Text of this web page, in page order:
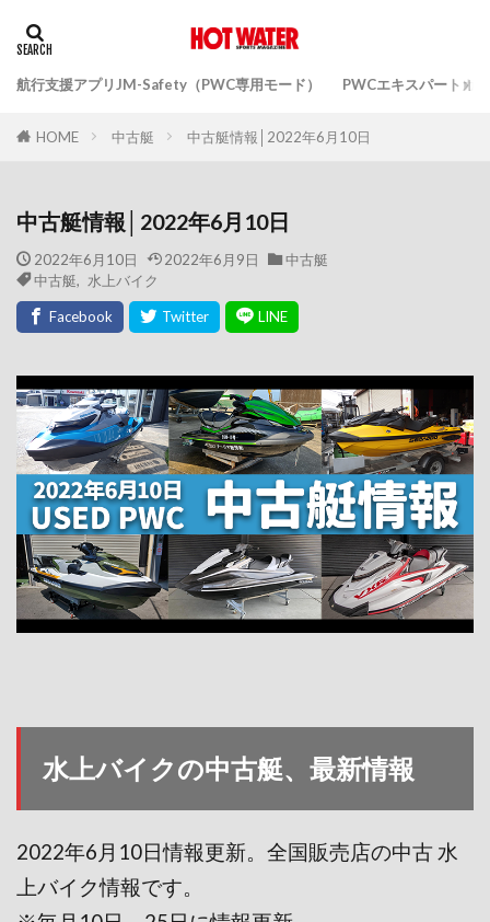
航行支援アプリJM-Safety（PWC専用モード） PWCエキスパートガ
HOME 中古艇 中古艇情報│2022年6月10日
中古艇情報│2022年6月10日
2022年6月10日 2022年6月9日
中古艇
中古艇
水上バイク
水上バイクの中古艇、最新情報
2022年6月10日情報更新。全国販売店の中古 水
上バイク情報です。